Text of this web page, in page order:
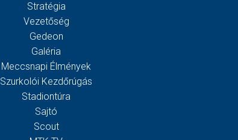
Stratégia
Vezetőség
Gedeon
Galéria
Meccsnapi Élmények
Szurkolói Kezdőrúgás
Stadiontúra
Sajtó
Scout